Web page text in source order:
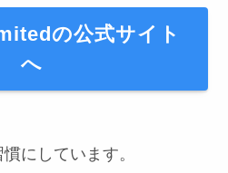
の公式サイト
へ
にしています。